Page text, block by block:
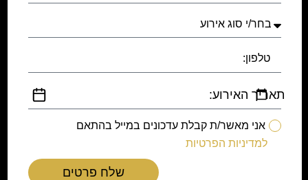
תאריך האירוע:
אני מאשר/ת קבלת עדכונים במייל בהתאם
למדיניות הפרטיות
שלח פרטים